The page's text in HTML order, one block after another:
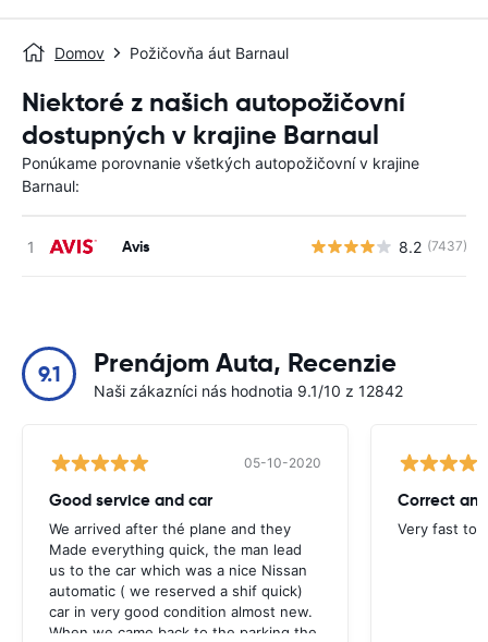
Domov Požičovňa áut Barnaul
Niektoré z našich autopožičovní
dostupných v krajine Barnaul
Ponúkame porovnanie všetkých autopožičovní v krajine
Barnaul:
Avis 8.2 (7437)
9.1 Prenájom Auta, Recenzie
Naši zákazníci nás hodnotia 9.1/10 z 12842
05-10-2020
Good service and car
We arrived after thé plane and they
Made everything quick, the man lead
us to the car which was a nice Nissan
automatic ( we reserved a shif quick)
car in very good condition almost new.
When we came back to the parking the
Correct
Very fast to